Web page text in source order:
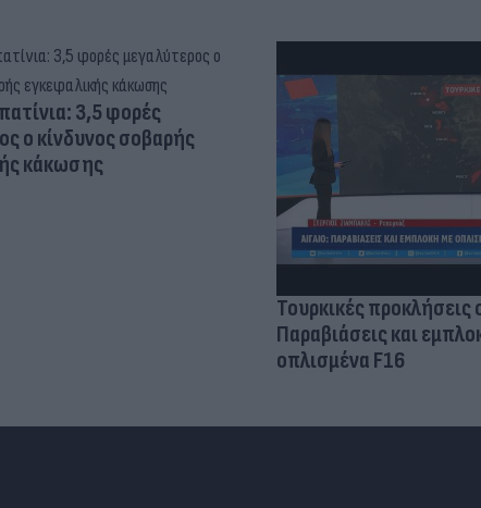
3,5 φορές
ο κίνδυνος σοβαρής
κάκωσης
Τουρκικές προκλήσεις
Παραβιάσεις και
οπλισμένα F16